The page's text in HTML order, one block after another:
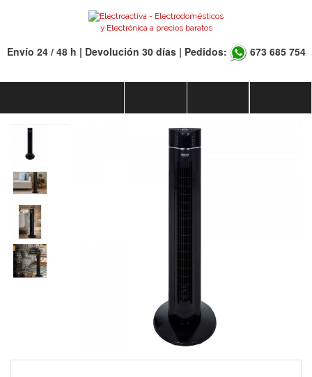
Envío 24 / 48 h | Devolución 30 días | Pedidos: 673 685 754